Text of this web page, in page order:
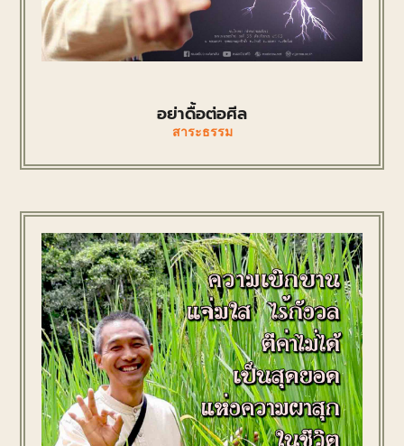
อย่าดื้อต่อศีล
สาระธรรม